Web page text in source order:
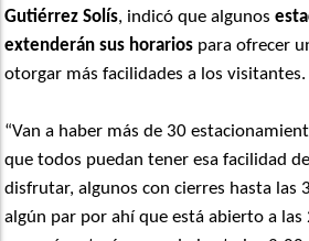
Gutiérrez Solís, indicó que algunos
extenderán sus horarios para ofrecer
otorgar más facilidades a los visitantes.
“Van a haber más de 30
que todos puedan tener esa facilidad
disfrutar, algunos con cierres hasta las
algún par por ahí que está abierto a las